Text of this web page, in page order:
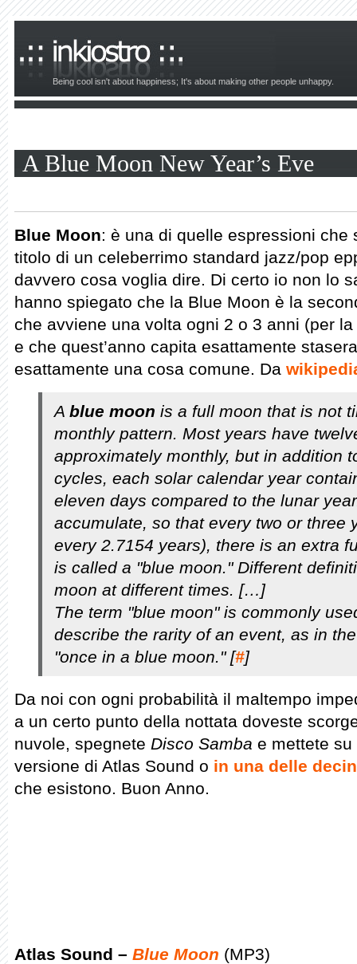
Being cool isn't about happiness; It's about making other people unhappy.
A Blue Moon New Year’s Eve
Blue Moon: è una di quelle espressioni
titolo di un celeberrimo standard jazz/pop
davvero cosa voglia dire. Di certo io non lo
hanno spiegato che la Blue Moon è la
che avviene una volta ogni 2 o 3 anni (per
e che quest’anno capita esattamente
esattamente una cosa comune. Da
A blue moon is a full moon that is not
monthly pattern. Most years have
approximately monthly, but in addition
cycles, each solar calendar year
eleven days compared to the lunar
accumulate, so that every two or three
every 2.7154 years), there is an extra
is called a "blue moon." Different
moon at different times. […]
The term "blue moon" is commonly
describe the rarity of an event, as in
"once in a blue moon." [#]
Da noi con ogni probabilità il maltempo
a un certo punto della nottata doveste
nuvole, spegnete Disco Samba e mettete
versione di Atlas Sound o in una delle
che esistono. Buon Anno.
Atlas Sound – Blue Moon (MP3)